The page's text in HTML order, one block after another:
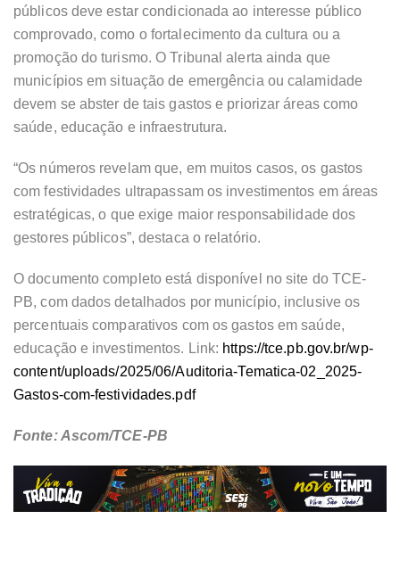
públicos deve estar condicionada ao interesse público
comprovado, como o fortalecimento da cultura ou a
promoção do turismo. O Tribunal alerta ainda que
municípios em situação de emergência ou calamidade
devem se abster de tais gastos e priorizar áreas como
saúde, educação e infraestrutura.
“Os números revelam que, em muitos casos, os gastos
com festividades ultrapassam os investimentos em áreas
estratégicas, o que exige maior responsabilidade dos
gestores públicos”, destaca o relatório.
O documento completo está disponível no site do TCE-
PB, com dados detalhados por município, inclusive os
percentuais comparativos com os gastos em saúde,
educação e investimentos. Link: https://tce.pb.gov.br/wp-
content/uploads/2025/06/Auditoria-Tematica-02_2025-
Gastos-com-festividades.pdf
Fonte: Ascom/TCE-PB